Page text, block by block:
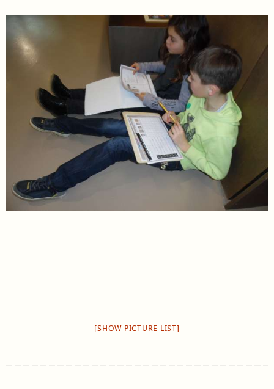
[SHOW PICTURE LIST]